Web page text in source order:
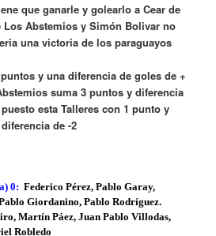
que ganarle y golearlo a Cear de
Los Abstemios y Simón Bolivar no
una victoria de los paraguayos
y una diferencia de goles de +
suma 3 puntos y diferencia
esta Talleres con 1 punto y
diferencia de -2
0: Federico Pérez, Pablo Garay,
Giordanino, Pablo Rodríguez.
Martín Páez, Juan Pablo Villodas,
Robledo